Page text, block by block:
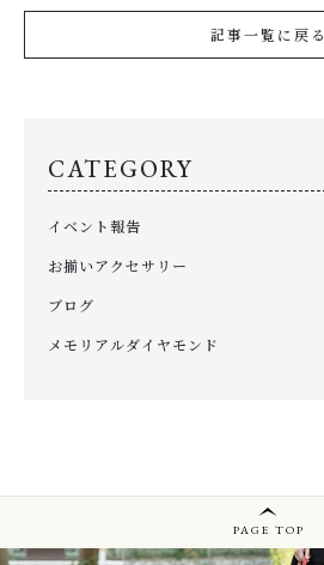
記事一覧に戻る
CATEGORY
イベント報告
お揃いアクセサリー
ブログ
メモリアルダイヤモンド
PAGE TOP